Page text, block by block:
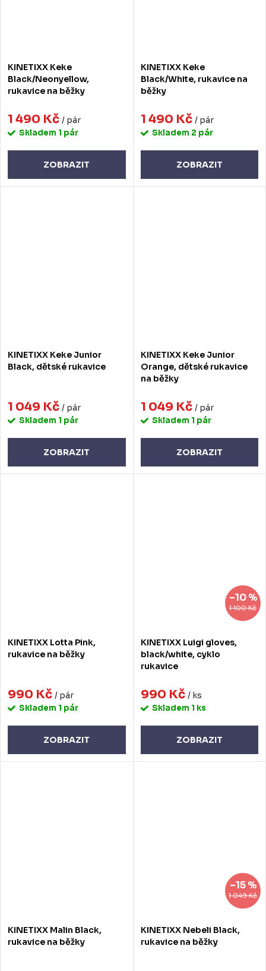
KINETIXX Keke
Black/Neonyellow,
rukavice na běžky
1 490 Kč / pár
Skladem 1 pár
ZOBRAZIT
KINETIXX Keke
Black/White, rukavice na
běžky
1 490 Kč / pár
Skladem 2 pár
ZOBRAZIT
KINETIXX Keke Junior
Black, dětské rukavice
1 049 Kč / pár
Skladem 1 pár
ZOBRAZIT
KINETIXX Keke Junior
Orange, dětské rukavice
na běžky
1 049 Kč / pár
Skladem 1 pár
ZOBRAZIT
KINETIXX Lotta Pink,
rukavice na běžky
990 Kč / pár
Skladem 1 pár
ZOBRAZIT
1 100 Kč
–10 %
KINETIXX Luigi gloves,
black/white, cyklo
rukavice
990 Kč / ks
Skladem 1 ks
ZOBRAZIT
KINETIXX Malin Black,
rukavice na běžky
1 049 Kč
–15 %
KINETIXX Nebeli Black,
rukavice na běžky